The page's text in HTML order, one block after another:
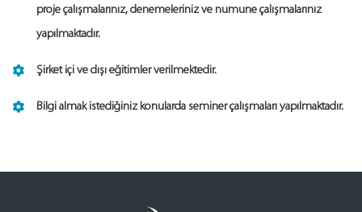
proje çalışmalarınız, denemeleriniz ve numune çalışmalarınız
yapılmaktadır.
Şirket içi ve dışı eğitimler verilmektedir.
Bilgi almak istediğiniz konularda seminer çalışmaları yapılmaktadır.